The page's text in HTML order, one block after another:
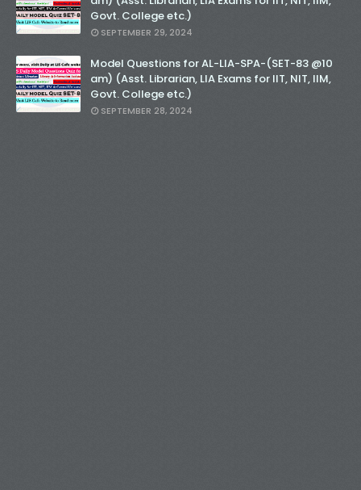
Govt. College etc.)
SEPTEMBER 29, 2024
Model Questions for AL-LIA-SPA-(SET-83 @10
am) (Asst. Librarian, LIA Exams for IIT, NIT, IIM,
Govt. College etc.)
SEPTEMBER 28, 2024